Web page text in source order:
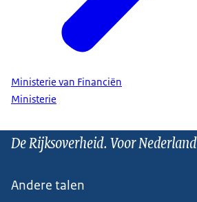
Ministerie van Financiën
Ministerie
De Rijksoverheid. Voor Nederland
Andere talen